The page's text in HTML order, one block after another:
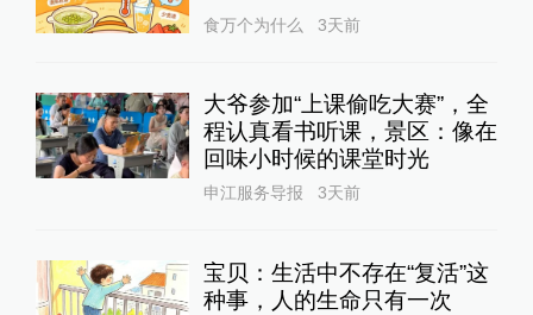
食万个为什么 3天前
大爷参加“上课偷吃大赛”，全
程认真看书听课，景区：像在
回味小时候的课堂时光
申江服务导报 3天前
宝贝：生活中不存在“复活”这
种事，人的生命只有一次